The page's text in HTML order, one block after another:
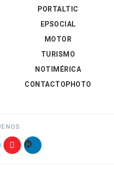
PORTALTIC
EPSOCIAL
MOTOR
TURISMO
NOTIMÉRICA
CONTACTOPHOTO